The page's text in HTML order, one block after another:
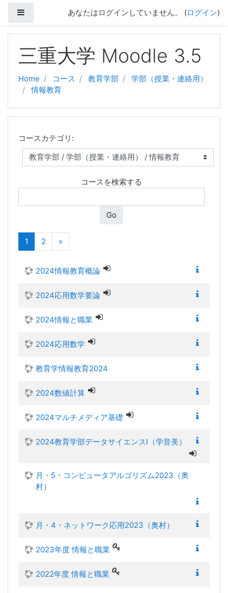
サイドパネルあなたはログインしていません。 (ログイン)
三重大学 Moodle 3.5
Home コース 教育学部
学部（授業・連絡用）
情報教育
コースカテゴリ:
コースを検索する
Go
1 (現在)
2 »
2024情報教育概論
2024応用数学要論
2024情報と職業
2024応用数学
教育学情報教育2024
2024数値計算
2024マルチメディア基礎
2024教育学部データサイエンスI（学音美）
月・5・コンピュータアルゴリズム2023（奥
村）
月・4・ネットワーク応用2023（奥村）
2023年度 情報と職業
2022年度 情報と職業